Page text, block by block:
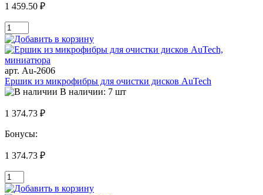
1 459.50 ₽
арт. Au-2606
Ершик из микрофибры для очистки дисков AuTech
В наличии: 7 шт
1 374.73 ₽
Бонусы:
1 374.73 ₽